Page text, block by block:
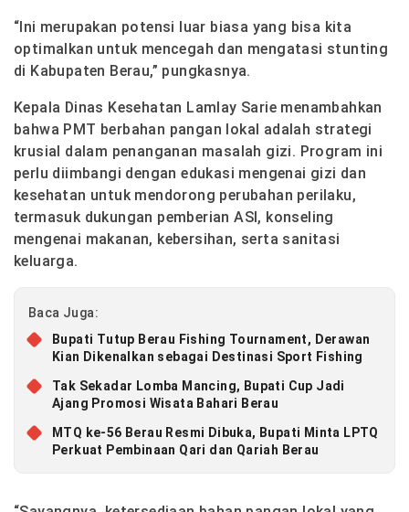
“Ini merupakan potensi luar biasa yang bisa kita
optimalkan untuk mencegah dan mengatasi stunting
di Kabupaten Berau,” pungkasnya.
Kepala Dinas Kesehatan Lamlay Sarie menambahkan
bahwa PMT berbahan pangan lokal adalah strategi
krusial dalam penanganan masalah gizi. Program ini
perlu diimbangi dengan edukasi mengenai gizi dan
kesehatan untuk mendorong perubahan perilaku,
termasuk dukungan pemberian ASI, konseling
mengenai makanan, kebersihan, serta sanitasi
keluarga.
Baca Juga:
Bupati Tutup Berau Fishing Tournament, Derawan
Kian Dikenalkan sebagai Destinasi Sport Fishing
Tak Sekadar Lomba Mancing, Bupati Cup Jadi
Ajang Promosi Wisata Bahari Berau
MTQ ke-56 Berau Resmi Dibuka, Bupati Minta LPTQ
Perkuat Pembinaan Qari dan Qariah Berau